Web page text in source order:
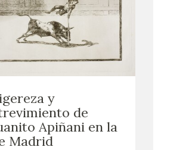
y
de
Apiñani en la
Madrid